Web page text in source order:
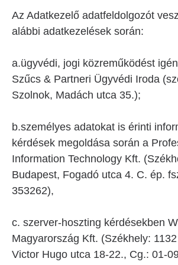
Az Adatkezelő adatfeldolgozót
alábbi adatkezelések során:
a.ügyvédi, jogi közreműködést
Szűcs & Partneri Ügyvédi Iroda
Szolnok, Madách utca 35.);
b.személyes adatokat is érinti
kérdések megoldása során a
Information Technology Kft.
Budapest, Fogadó utca 4. C. ép.
353262),
c. szerver-hoszting kérdésekben
Magyarország Kft. (Székhely:
Victor Hugo utca 18-22., Cg.: 01-